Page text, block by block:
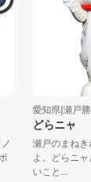
愛知県|瀬戸勝
どらニャ
瀬戸のまねきね
よ。どらニャ
いこと...